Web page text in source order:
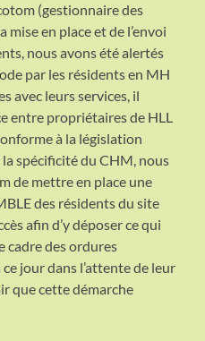
(gestionnaire des
en place et de l’envoi
nous avons été alertés
par les résidents en MH
avec leurs services, il
entre propriétaires de HLL
à la législation
spécificité du CHM, nous
de mettre en place une
des résidents du site
afin d’y déposer ce qui
cadre des ordures
jour dans l’attente de leur
que cette démarche